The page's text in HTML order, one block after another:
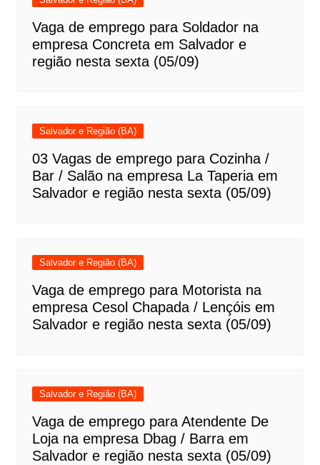
Vaga de emprego para Soldador na
empresa Concreta em Salvador e
região nesta sexta (05/09)
Salvador e Região (BA)
03 Vagas de emprego para Cozinha /
Bar / Salão na empresa La Taperia em
Salvador e região nesta sexta (05/09)
Salvador e Região (BA)
Vaga de emprego para Motorista na
empresa Cesol Chapada / Lençóis em
Salvador e região nesta sexta (05/09)
Salvador e Região (BA)
Vaga de emprego para Atendente De
Loja na empresa Dbag / Barra em
Salvador e região nesta sexta (05/09)